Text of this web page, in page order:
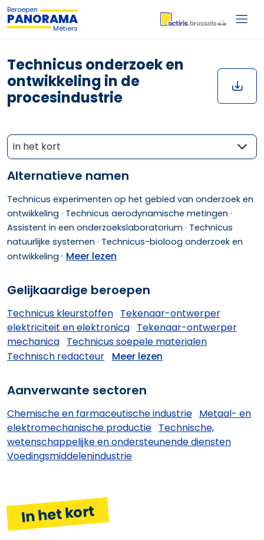
Beroepen
PANORAMA
Métiers
Technicus onderzoek en
ontwikkeling in de
procesindustrie
In het kort
Alternatieve namen
Technicus experimenten op het gebied van onderzoek en
ontwikkeling · Technicus aerodynamische metingen ·
Assistent in een onderzoekslaboratorium · Technicus
natuurlijke systemen · Technicus-bioloog onderzoek en
ontwikkeling · Meer lezen
Gelijkaardige beroepen
Technicus kleurstoffen Tekenaar-ontwerper
elektriciteit en elektronica Tekenaar-ontwerper
mechanica Technicus soepele materialen
Technisch redacteur
Meer lezen
Aanverwante sectoren
Chemische en farmaceutische industrie Metaal- en
elektromechanische productie Technische,
wetenschappelijke en ondersteunende diensten
Voedingsmiddelenindustrie
In het kort